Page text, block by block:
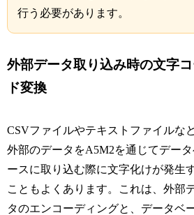
行う必要があります。
外部データ取り込み時の文字
ド変換
CSVファイルやテキストファイルなど
外部のデータをA5M2を通じてデー
ースに取り込む際に文字化けが発生
こともよくあります。これは、外部
タのエンコーディングと、データベ